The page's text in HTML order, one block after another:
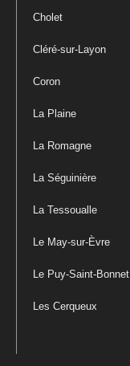
Cholet
Cléré-sur-Layon
Coron
La Plaine
La Romagne
La Séguinière
La Tessoualle
Le May-sur-Èvre
Le Puy-Saint-Bonnet
Les Cerqueux